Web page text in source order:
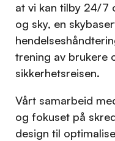
at vi kan tilby 24/7
og sky, en
trening av brukere
sikkerhetsreisen.
Vårt samarbeid
og fokuset på
design til